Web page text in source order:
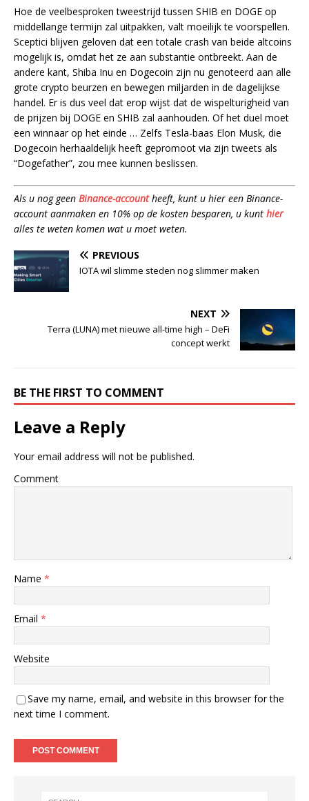
Hoe de veelbesproken tweestrijd tussen SHIB en DOGE op
middellange termijn zal uitpakken, valt moeilijk te voorspellen.
Sceptici blijven geloven dat een totale crash van beide altcoins
mogelijk is, omdat het ze aan substantie ontbreekt. Aan de
andere kant, Shiba Inu en Dogecoin zijn nu genoteerd aan alle
grote crypto beurzen en bewegen miljarden in de dagelijkse
handel. Er is dus veel dat erop wijst dat de wispelturigheid van
de prijzen bij DOGE en SHIB zal aanhouden. Of het duel moet
een winnaar op het einde … Zelfs Tesla-baas Elon Musk, die
Dogecoin herhaaldelijk heeft gepromoot via zijn tweets als
“Dogefather”, zou mee kunnen beslissen.
Als u nog geen Binance-accountheeft, kunt u hier een Binance-
account aanmaken en 10% op de kosten besparen, u kunt hier
alles te weten komen wat u moet weten.
PREVIOUS
IOTA wil slimme steden nog slimmer maken
NEXT
Terra (LUNA) met nieuwe all-time high – DeFi
concept werkt
BE THE FIRST TO COMMENT
Leave a Reply
Your email address will not be published.
Comment
Name *
Email *
Website
Save my name, email, and website in this browser for the
next time I comment.